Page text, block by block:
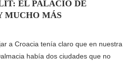
EL PALACIO DE
MUCHO MÁS
a Croacia tenía claro que en nuestra
había dos ciudades que no